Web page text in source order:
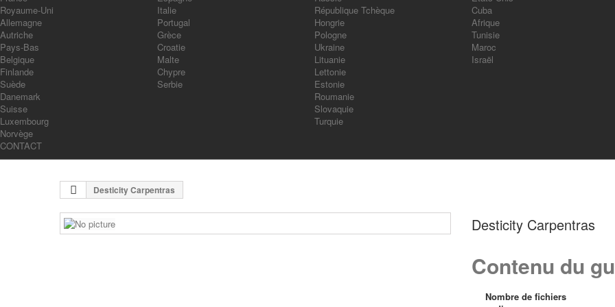
Royaume-Uni
Allemagne
Autriche
Pays-Bas
Belgique
Finlande
Suède
Danemark
Suisse
Luxembourg
Norvège
Italie
Portugal
Grèce
Croatie
Malte
Chypre
Serbie
République Tchèque
Hongrie
Pologne
Ukraine
Lituanie
Lettonie
Estonie
Roumanie
Slovaquie
Turquie
Cuba
Afrique
Tunisie
Maroc
Israël
CONTACT
Desticity Carpentras
Desticity Carpentras
Contenu du
Nombre de fichiers